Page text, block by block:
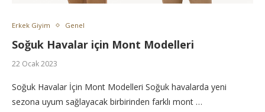
Erkek Giyim Genel
Soğuk Havalar için Mont Modelleri
22 Ocak 2023
Soğuk Havalar İçin Mont Modelleri Soğuk havalarda yeni
sezona uyum sağlayacak birbirinden farklı mont …